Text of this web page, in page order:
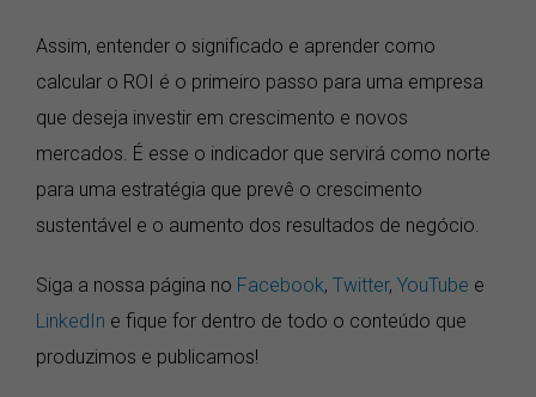
Assim, entender o significado e aprender como
calcular o ROI é o primeiro passo para uma empresa
que deseja investir em crescimento e novos
mercados. É esse o indicador que servirá como norte
para uma estratégia que prevê o crescimento
sustentável e o aumento dos resultados de negócio.
Siga a nossa página no Facebook, Twitter, YouTube e
LinkedIn e fique for dentro de todo o conteúdo que
produzimos e publicamos!